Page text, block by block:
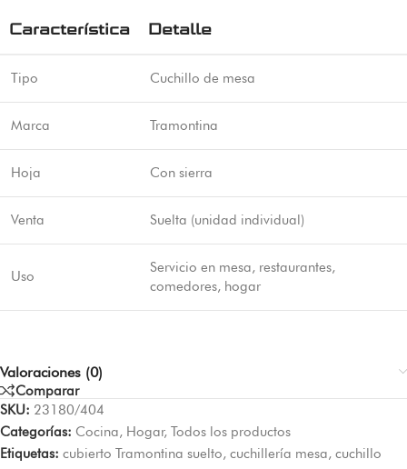
Característica Detalle
Tipo Cuchillo de mesa
Marca Tramontina
Hoja Con sierra
Venta Suelta (unidad individual)
Uso
Servicio en mesa, restaurantes,
comedores, hogar
Valoraciones (0)
Comparar
SKU: 23180/404
Categorías: Cocina, Hogar, Todos los productos
Etiquetas: cubierto Tramontina suelto, cuchillería mesa, cuchillo